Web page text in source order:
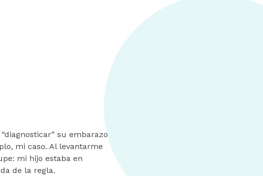
su embarazo
mi caso. Al levantarme
mi hijo estaba en
de la regla.